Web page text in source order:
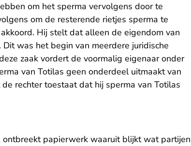
om het sperma vervolgens door te
om de resterende rietjes sperma te
Hij stelt dat alleen de eigendom van
was het begin van meerdere juridische
zaak vordert de voormalig eigenaar onder
van Totilas geen onderdeel uitmaakt van
rechter toestaat dat hij sperma van Totilas
papierwerk waaruit blijkt wat partijen